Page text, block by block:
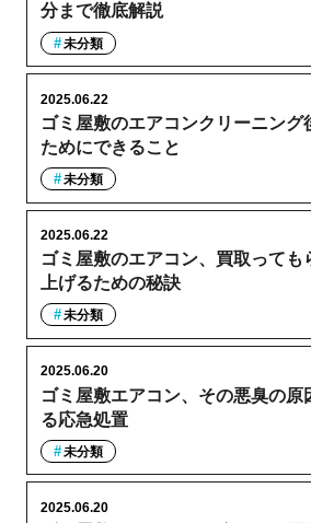
分まで徹底解説
未分類
ゴミ屋敷のエアコンクリーニング
ためにできること
2025.06.22
未分類
ゴミ屋敷のエアコン、買取っても
上げるための秘訣
2025.06.22
未分類
ゴミ屋敷エアコン、その悪臭の原
る応急処置
2025.06.20
未分類
2025.06.20